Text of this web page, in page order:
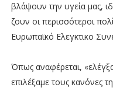
βλάψουν την υγεία μας,
ζουν οι περισσότεροι
Ευρωπαϊκό Ελεγκτικο
Όπως αναφέρεται,
επιλέξαμε τους κανόνες